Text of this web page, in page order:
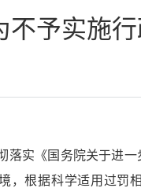
不予实施
落实《国务院关于进
，根据科学适用过罚